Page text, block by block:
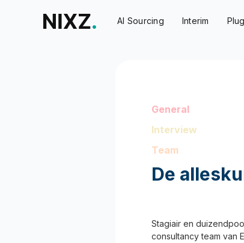
AI Sourcing Interim
General
Interview
Team
De
Stagiair en
consultancy team van